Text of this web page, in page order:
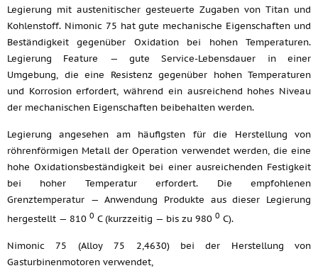
Legierung mit austenitischer gesteuerte Zugaben von Titan und
Kohlenstoff. Nimonic 75 hat gute mechanische Eigenschaften und
Beständigkeit gegenüber Oxidation bei hohen Temperaturen.
Legierung Feature — gute Service-Lebensdauer in einer
Umgebung, die eine Resistenz gegenüber hohen Temperaturen
und Korrosion erfordert, während ein ausreichend hohes Niveau
der mechanischen Eigenschaften beibehalten werden.
Legierung angesehen am häufigsten für die Herstellung von
röhrenförmigen Metall der Operation verwendet werden, die eine
hohe Oxidationsbeständigkeit bei einer ausreichenden Festigkeit
bei hoher Temperatur erfordert. Die empfohlenen
Grenztemperatur — Anwendung Produkte aus dieser Legierung
hergestellt — 810 0 C (kurzzeitig — bis zu 980 0 C).
Nimonic 75 (Alloy 75 2,4630) bei der Herstellung von
Gasturbinenmotoren verwendet,